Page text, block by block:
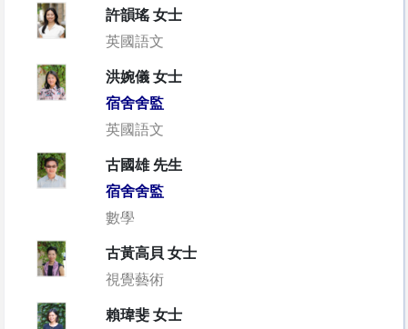
許韻瑤 女士
英國語文
洪婉儀 女士
宿舍舍監
英國語文
古國雄 先生
宿舍舍監
數學
古黃高貝 女士
視覺藝術
賴瑋斐 女士